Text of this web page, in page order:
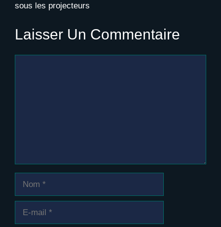
sous les projecteurs
Laisser Un Commentaire